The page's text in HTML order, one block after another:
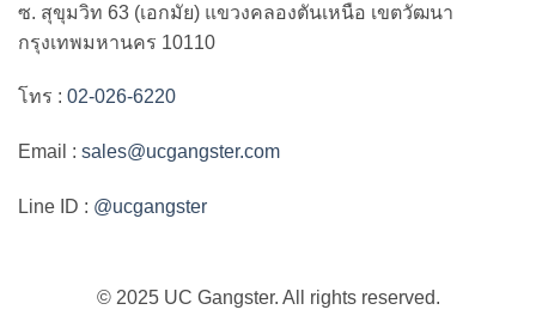
ซ. สุขุมวิท 63 (เอกมัย) แขวงคลองตันเหนือ เขตวัฒนา
กรุงเทพมหานคร 10110
โทร : 02-026-6220
Email : sales@ucgangster.com
Line ID : @ucgangster
© 2025 UC Gangster. All rights reserved.